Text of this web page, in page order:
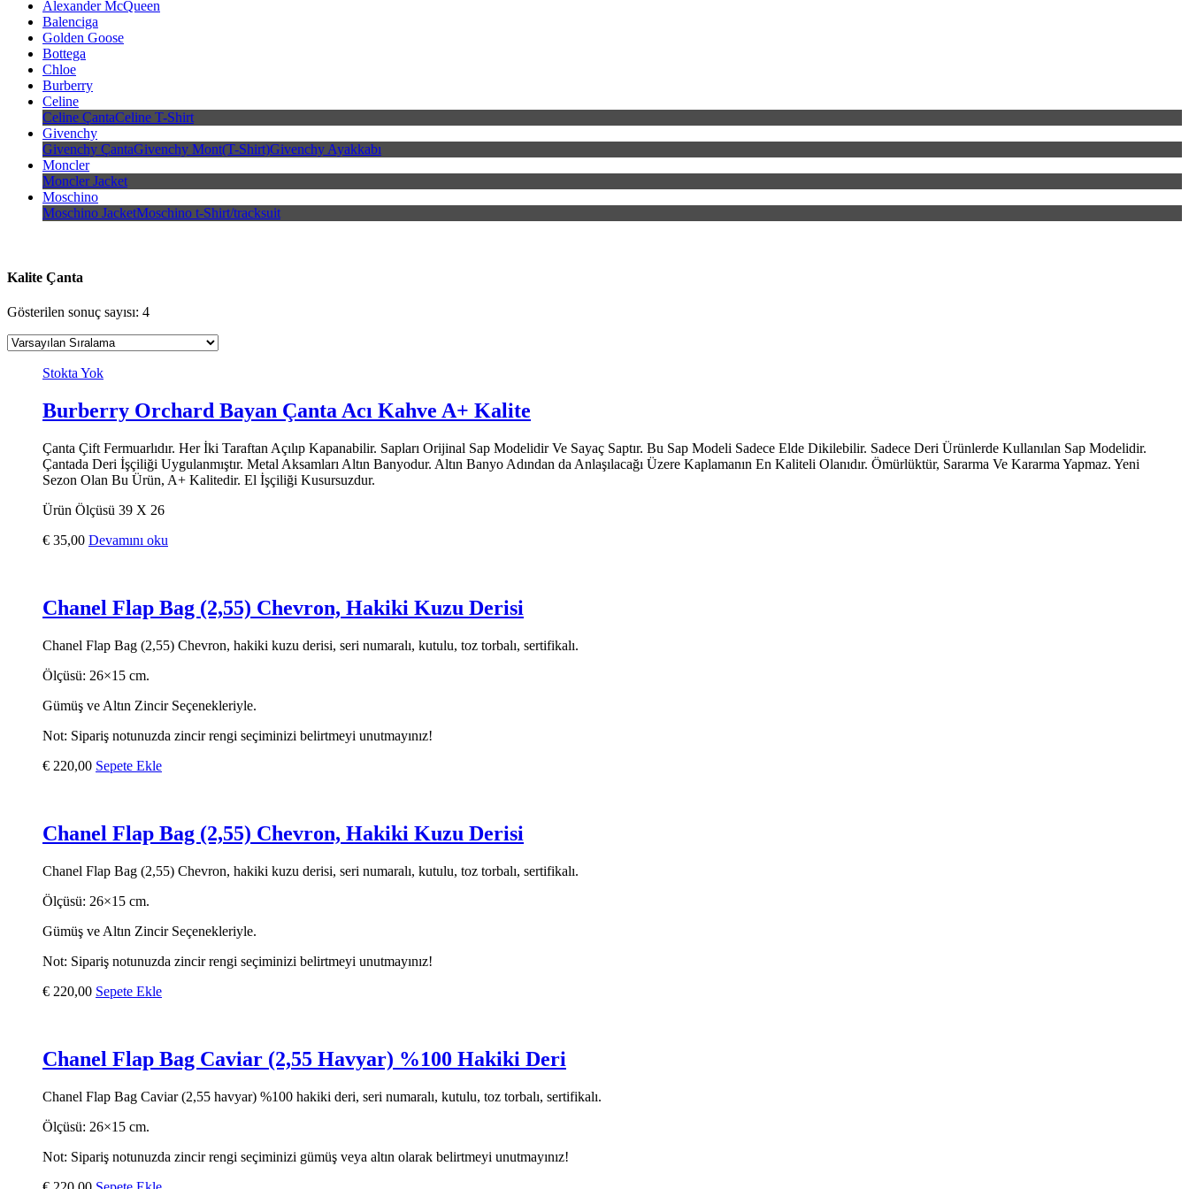
Alexander McQueen
Balenciga
Golden Goose
Bottega
Chloe
Burberry
Celine
Celine ÇantaCeline T-Shirt
Givenchy
Givenchy ÇantaGivenchy Mont(T-Shirt)Givenchy Ayakkabı
Moncler
Moncler Jacket
Moschino
Moschino JacketMoschino t-Shirt/tracksuit
Kalite Çanta
Gösterilen sonuç sayısı: 4
Stokta Yok
Burberry Orchard Bayan Çanta Acı Kahve A+ Kalite
Çanta Çift Fermuarlıdır. Her İki Taraftan Açılıp Kapanabilir. Sapları Orijinal Sap Modelidir Ve Sayaç Saptır. Bu Sap Modeli Sadece Elde Dikilebilir. Sadece Deri Ürünlerde Kullanılan Sap Modelidir.
Çantada Deri İşçiliği Uygulanmıştır. Metal Aksamları Altın Banyodur. Altın Banyo Adından da Anlaşılacağı Üzere Kaplamanın En Kaliteli Olanıdır. Ömürlüktür, Sararma Ve Kararma Yapmaz. Yeni
Sezon Olan Bu Ürün, A+ Kalitedir. El İşçiliği Kusursuzdur.
Ürün Ölçüsü 39 X 26
€ 35,00 Devamını oku
Chanel Flap Bag (2,55) Chevron, Hakiki Kuzu Derisi
Chanel Flap Bag (2,55) Chevron, hakiki kuzu derisi, seri numaralı, kutulu, toz torbalı, sertifikalı.
Ölçüsü: 26×15 cm.
Gümüş ve Altın Zincir Seçenekleriyle.
Not: Sipariş notunuzda zincir rengi seçiminizi belirtmeyi unutmayınız!
€ 220,00 Sepete Ekle
Chanel Flap Bag (2,55) Chevron, Hakiki Kuzu Derisi
Chanel Flap Bag (2,55) Chevron, hakiki kuzu derisi, seri numaralı, kutulu, toz torbalı, sertifikalı.
Ölçüsü: 26×15 cm.
Gümüş ve Altın Zincir Seçenekleriyle.
Not: Sipariş notunuzda zincir rengi seçiminizi belirtmeyi unutmayınız!
€ 220,00 Sepete Ekle
Chanel Flap Bag Caviar (2,55 Havyar) %100 Hakiki Deri
Chanel Flap Bag Caviar (2,55 havyar) %100 hakiki deri, seri numaralı, kutulu, toz torbalı, sertifikalı.
Ölçüsü: 26×15 cm.
Not: Sipariş notunuzda zincir rengi seçiminizi gümüş veya altın olarak belirtmeyi unutmayınız!